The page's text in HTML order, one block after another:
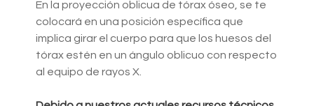
En la proyección oblicua de tórax óseo, se te
colocará en una posición específica que
implica girar el cuerpo para que los huesos del
tórax estén en un ángulo oblicuo con respecto
al equipo de rayos X.